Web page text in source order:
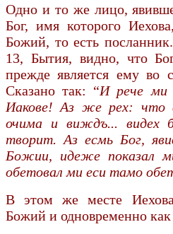
Одно и то же лицо,
Бог, имя которого
Божий, то есть
13, Бытия, видно, что
прежде является ему во
Сказано так: “И рече ми
Иакове! Аз же рех: что
очима и виждъ... видех
творит. Аз есмь Бог,
Божии, идеже показал
обетовал ми еси тамо
В этом же месте
Божий и одновременно